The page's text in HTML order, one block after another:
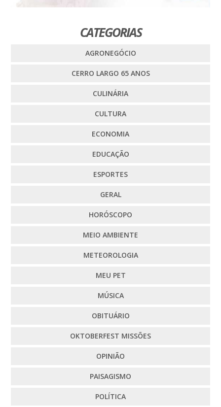
CATEGORIAS
AGRONEGÓCIO
CERRO LARGO 65 ANOS
CULINÁRIA
CULTURA
ECONOMIA
EDUCAÇÃO
ESPORTES
GERAL
HORÓSCOPO
MEIO AMBIENTE
METEOROLOGIA
MEU PET
MÚSICA
OBITUÁRIO
OKTOBERFEST MISSÕES
OPINIÃO
PAISAGISMO
POLÍTICA